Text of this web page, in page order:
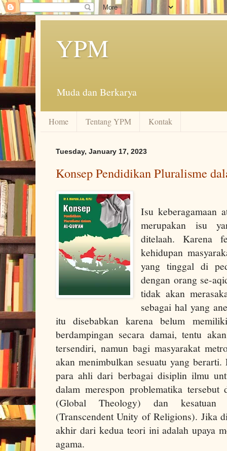
YPM
Muda dan Berkarya
Home Tentang YPM Kontak
Tuesday, January 17, 2023
Konsep Pendidikan Pluralisme
Isu keberagamaan
merupakan isu
ditelaah. Karena
kehidupan
yang tinggal di
dengan orang se-
tidak akan
sebagai hal yang
itu disebabkan karena belum
berdampingan secara damai, tentu
tersendiri, namun bagi masyarakat
akan menimbulkan sesuatu yang berarti.
para ahli dari berbagai disiplin ilmu
dalam merespon problematika
(Global Theology) dan kesatuan
(Transcendent Unity of Religions). Jika
akhir dari kedua teori ini adalah upaya
agama.